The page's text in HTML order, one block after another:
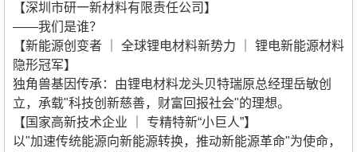
【深圳市研一新材料有限责任公司】
——我们是谁？
【新能源创变者 ｜ 全球锂电材料新势力 ｜ 锂电新能源材料
隐形冠军】
独角兽基因传承：由锂电材料龙头贝特瑞原总经理岳敏创
立，承载"科技创新慈善，财富回报社会"的理想。
【国家高新技术企业 ｜ 专精特新“小巨人”】
以"加速传统能源向新能源转换，推动新能源革命"为使命，